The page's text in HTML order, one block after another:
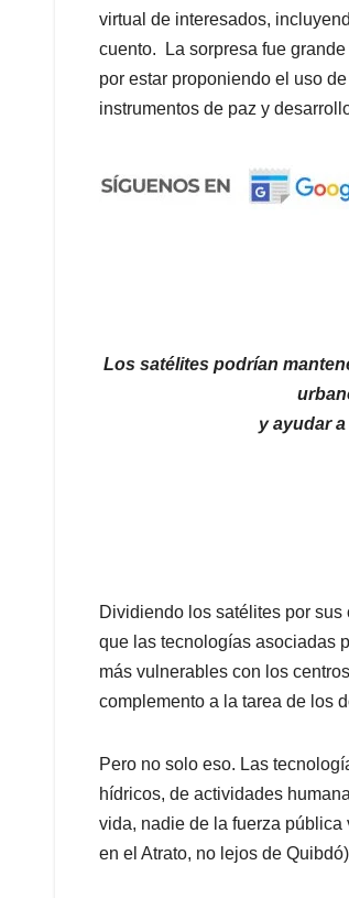
virtual de interesados,
cuento. La sorpresa fue
por estar proponiendo el uso
instrumentos de paz y
Los satélites podrían
y ayudar
Dividiendo los satélites por
que las tecnologías asociadas
más vulnerables con los
complemento a la tarea de los
Pero no solo eso. Las
hídricos, de actividades
vida, nadie de la fuerza
en el Atrato, no lejos de